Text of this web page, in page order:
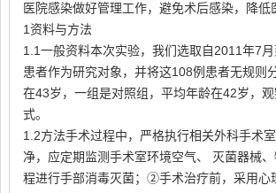
医院感染做好管理工作，避免术后感染，降低
1资料与方法
1.1一般资料本次实验，我们选取自2011年7
患者作为研究对象，并将这108例患者无规则
在43岁，一组是对照组，平均年龄在42岁，
式。
1.2方法手术过程中，严格执行相关外科手术
净，应定期监测手术室环境空气、 灭菌器械
程进行手部消毒灭菌；②手术治疗前，采用心